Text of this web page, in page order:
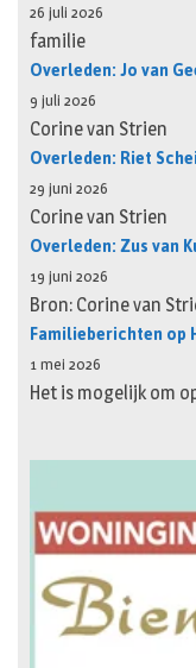
26 juli 2026
familie
Overleden: Jo van
9 juli 2026
Corine van Strien
Overleden: Riet
29 juni 2026
Corine van Strien
Overleden: Zus van
19 juni 2026
Bron: Corine van
Familieberichten op
1 mei 2026
Het is mogelijk om